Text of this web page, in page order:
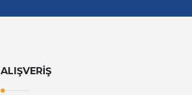
ALIŞVERİŞ